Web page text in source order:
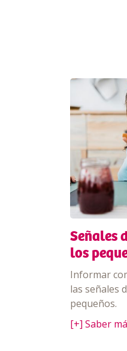
Señales
los
Informar
las señales
pequeños.
[+] Saber